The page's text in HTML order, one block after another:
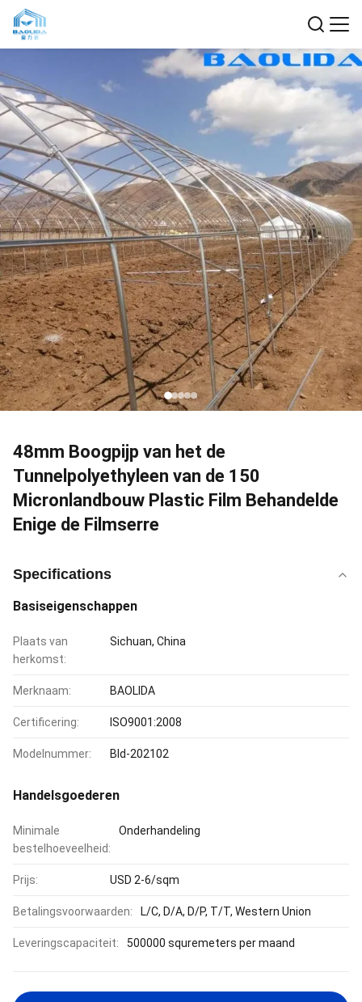
48mm Boogpijp van het de
Tunnelpolyethyleen van de 150
Micronlandbouw Plastic Film Behandelde
Enige de Filmserre
Specifications
Basiseigenschappen
Plaats van
herkomst:
Sichuan, China
Merknaam: BAOLIDA
Certificering: ISO9001:2008
Modelnummer: Bld-202102
Handelsgoederen
Minimale
bestelhoeveelheid:
Onderhandeling
Prijs: USD 2-6/sqm
Betalingsvoorwaarden: L/C, D/A, D/P, T/T, Western Union
Leveringscapaciteit: 500000 squremeters per maand